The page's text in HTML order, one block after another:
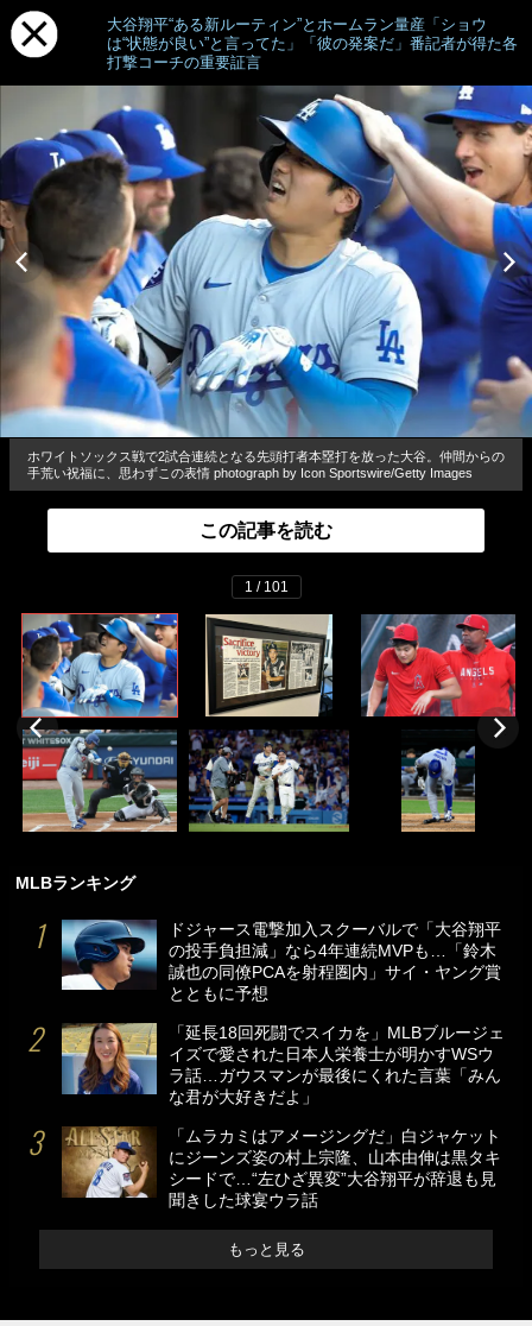
大谷翔平“ある新ルーティン”とホームラン量産「ショウ
は“状態が良い”と言ってた」「彼の発案だ」番記者が得た各
打撃コーチの重要証言
ホワイトソックス戦で2試合連続となる先頭打者本塁打を放った大谷。仲間からの
手荒い祝福に、思わずこの表情 photograph by Icon Sportswire/Getty Images
この記事を読む
1 / 101
MLBランキング
ドジャース電撃加入スクーバルで「大谷翔平
の投手負担減」なら4年連続MVPも…「鈴木
誠也の同僚PCAを射程圏内」サイ・ヤング賞
とともに予想
「延長18回死闘でスイカを」MLBブルージェ
イズで愛された日本人栄養士が明かすWSウ
ラ話…ガウスマンが最後にくれた言葉「みん
な君が大好きだよ」
「ムラカミはアメージングだ」白ジャケット
にジーンズ姿の村上宗隆、山本由伸は黒タキ
シードで…“左ひざ異変”大谷翔平が辞退も見
聞きした球宴ウラ話
もっと見る